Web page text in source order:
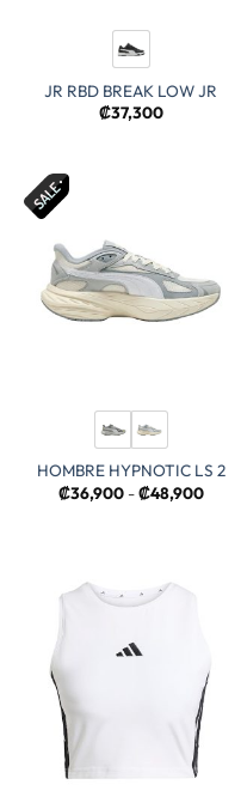
JR RBD BREAK LOW JR
₡37,300
HOMBRE HYPNOTIC LS 2
₡36,900 -₡48,900Rango